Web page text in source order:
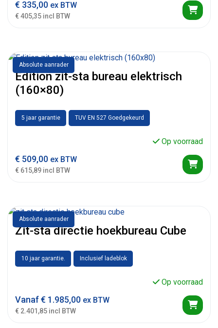
€ 335,00 ex BTW
€ 405,35 incl BTW
Absolute aanrader
Edition zit-sta bureau elektrisch
(160×80)
5 jaar garantie TUV EN 527 Goedgekeurd
Op voorraad
€ 509,00 ex BTW
€ 615,89 incl BTW
Absolute aanrader
Zit-sta directie hoekbureau Cube
10 jaar garantie. Inclusief ladeblok
Op voorraad
Vanaf€ 1.985,00 ex BTW
€ 2.401,85 incl BTW